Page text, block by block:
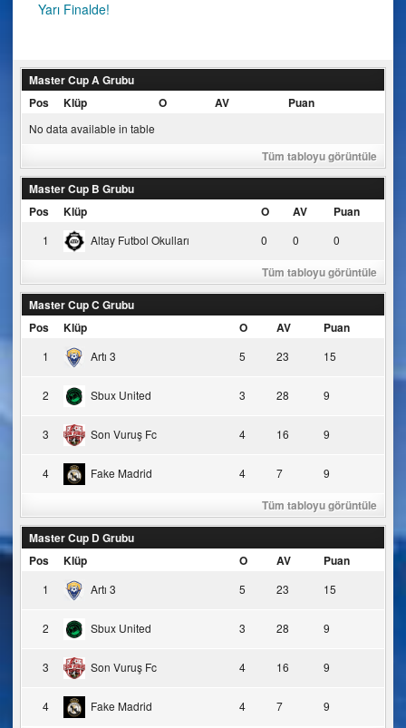
Yarı Finalde!
Master Cup A Grubu
Pos
Klüp O AV Puan
No data available in table
Tüm tabloyu görüntüle
Master Cup B Grubu
Pos
Klüp O AV Puan
1 Altay Futbol Okulları 0 0 0
Tüm tabloyu görüntüle
Master Cup C Grubu
Pos
Klüp O AV Puan
1 Artı 3 5 23 15
2 Sbux United 3 28 9
3 Son Vuruş Fc 4 16 9
4 Fake Madrid 4 7 9
Tüm tabloyu görüntüle
Master Cup D Grubu
Pos
Klüp O AV Puan
1 Artı 3 5 23 15
2 Sbux United 3 28 9
3 Son Vuruş Fc 4 16 9
4 Fake Madrid 4 7 9